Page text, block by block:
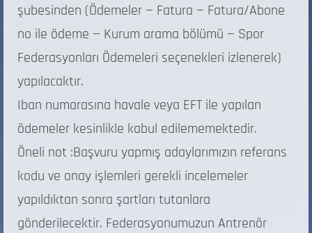
şubesinden (Ödemeler — Fatura — Fatura/Abone
no ile ödeme — Kurum arama bölümü — Spor
Federasyonları Ödemeleri seçenekleri izlenerek)
yapılacaktır.
Iban numarasına havale veya EFT ile yapılan
ödemeler kesinlikle kabul edilememektedir.
Öneli not :Başvuru yapmış adaylarımızın referans
kodu ve onay işlemleri gerekli incelemeler
yapıldıktan sonra şartları tutanlara
gönderilecektir. Federasyonumuzun Antrenör